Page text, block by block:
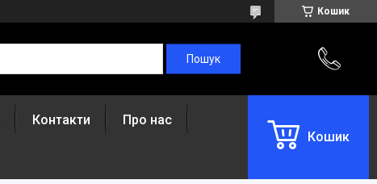
Кошик
Контакти Про нас
Кошик